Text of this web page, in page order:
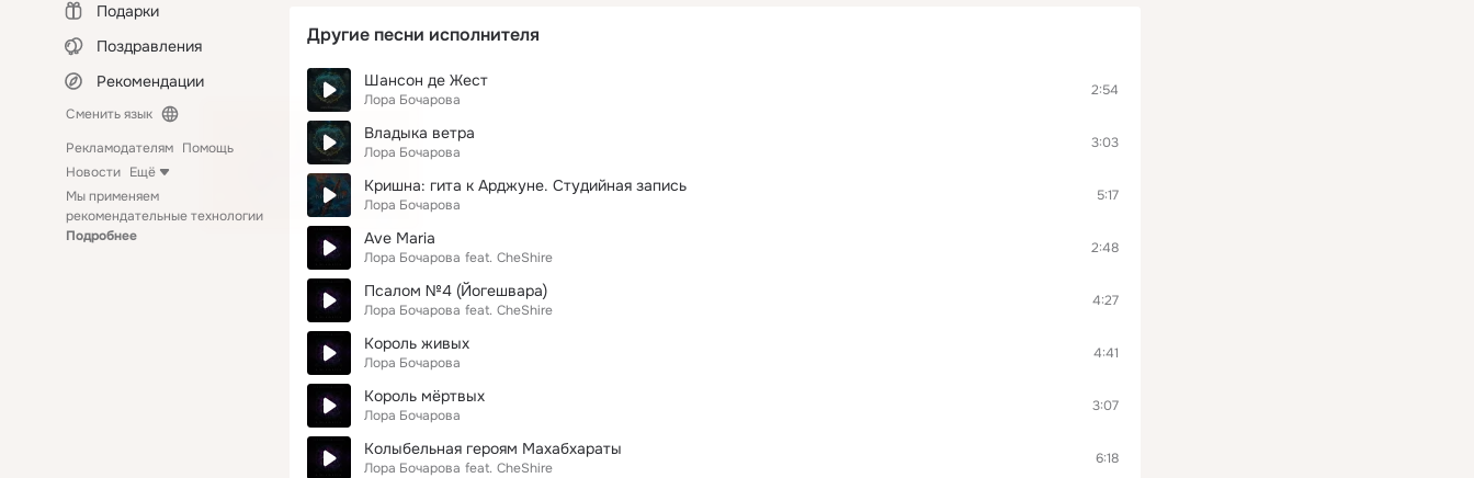
Подарки
Поздравления
Рекомендации
Сменить язык
Рекламодателям Помощь
Новости Ещё
Мы применяем
рекомендательные технологии
Подробнее
Другие песни исполнителя
Шансон де Жест
Лора Бочарова
2:54
Владыка ветра
Лора Бочарова
3:03
Кришна: гита к Арджуне. Студийная запись
Лора Бочарова
5:17
Ave Maria
Лора Бочарова feat. CheShire
2:48
Псалом №4 (Йогешвара)
Лора Бочарова feat. CheShire
4:27
Король живых
Лора Бочарова
4:41
Король мёртвых
Лора Бочарова
3:07
Колыбельная героям Махабхараты
Лора Бочарова feat. CheShire
6:18